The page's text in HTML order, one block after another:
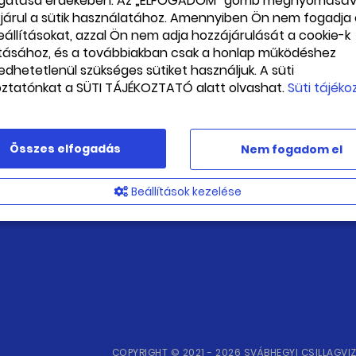
a Svábhegyi
kék kapucnisát!
Ft
készleten
büszkén a Svábhegyi
Csillagvizsgáló kék
15 000 Ft
Kosárba teszem
COPYRIGHT © 2021 - 2026 SVÁBHEGYI
a sütik használatához. Amennyiben Ön nem fogadja
azzal Ön nem adja hozzájárulását a cookie-k
és a továbbiakban csak a honlap működéshez
szükséges sütiket használjuk. A süti
a SÜTI TÁJÉKOZTATÓ alatt olvashat.Süti
Összes elfogadás Nem fogadom el
Beállítások kezelése